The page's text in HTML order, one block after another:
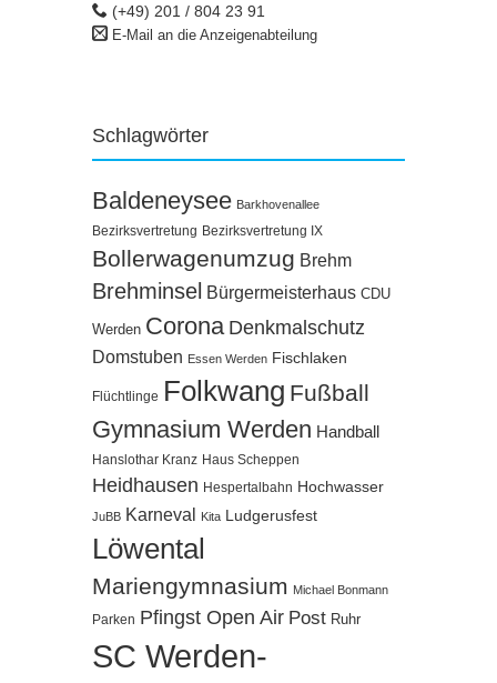
(+49) 201 / 804 23 91
E-Mail an die Anzeigenabteilung
Schlagwörter
Baldeneysee Barkhovenallee
Bezirksvertretung Bezirksvertretung IX
Bollerwagenumzug Brehm
Brehminsel Bürgermeisterhaus CDU
Werden Corona Denkmalschutz
Domstuben Essen Werden Fischlaken
Flüchtlinge Folkwang Fußball
Gymnasium Werden Handball
Hanslothar Kranz Haus Scheppen
Heidhausen Hespertalbahn Hochwasser
JuBB Karneval Kita Ludgerusfest
Löwental
Mariengymnasium Michael Bonmann
Parken Pfingst Open Air Post Ruhr
SC Werden-